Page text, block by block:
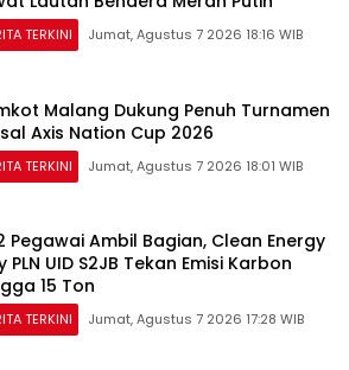
TERKINI Jumat, Agustus 7 2026 18:16 WIB
Malang Dukung Penuh Turnamen
Axis Nation Cup 2026
TERKINI Jumat, Agustus 7 2026 18:01 WIB
Pegawai Ambil Bagian, Clean Energy
PLN UID S2JB Tekan Emisi Karbon
15 Ton
TERKINI Jumat, Agustus 7 2026 17:28 WIB